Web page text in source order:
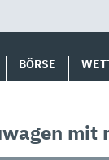
BÖRSE
mit